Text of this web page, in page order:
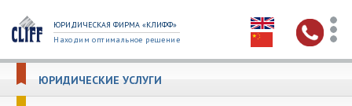
ЮРИДИЧЕСКАЯ ФИРМА «КЛИФФ»
Находим оптимальное решение
ЮРИДИЧЕСКИЕ УСЛУГИ